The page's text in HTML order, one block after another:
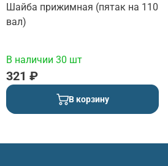
Шайба прижимная (пятак на 110
вал)
В наличии 30 шт
321 ₽
В корзину